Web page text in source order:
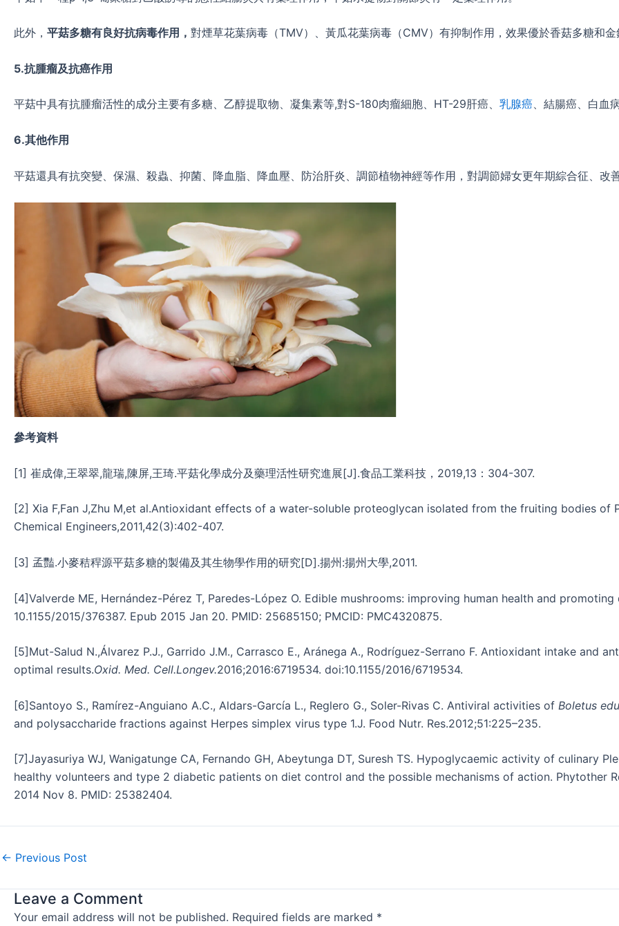
此外， 平菇多糖有良好抗病毒作用， 對煙草花葉病毒（TMV）、黃瓜花葉病毒（CMV）有抑制作用，效果優於香菇多糖和金
5.抗腫瘤及抗癌作用
平菇中具有抗腫瘤活性的成分主要有多糖、乙醇提取物、凝集素等,對S-180肉瘤細胞、HT-29肝癌、 乳腺癌、結腸癌、白血
6.其他作用
平菇還具有抗突變、保濕、殺蟲、抑菌、降血脂、降血壓、防治肝炎、調節植物神經等作用，對調節婦女更年期綜合征、改
參考資料
[1] 崔成偉,王翠翠,龍瑞,陳屏,王琦.平菇化學成分及藥理活性研究進展[J].食品工業科技，2019,13：304-307.
[2] Xia F,Fan J,Zhu M,et al.Antioxidant effects of a water-soluble proteoglycan isolated from the fruiting bodies
Chemical Engineers,2011,42(3):402-407.
[3] 孟豔.小麥秸稈源平菇多糖的製備及其生物學作用的研究[D].揚州:揚州大學,2011.
[4]Valverde ME, Hernández-Pérez T, Paredes-López O. Edible mushrooms: improving human health and
10.1155/2015/376387. Epub 2015 Jan 20. PMID: 25685150; PMCID: PMC4320875.
[5]Mut-Salud N.,Álvarez P.J., Garrido J.M., Carrasco E., Aránega A., Rodríguez-Serrano F. Antioxidant intake and
optimal results.Oxid. Med. Cell.Longev.2016;2016:6719534. doi:10.1155/2016/6719534.
[6]Santoyo S., Ramírez-Anguiano A.C., Aldars-García L., Reglero G., Soler-Rivas C. Antiviral activities of Boletus
and polysaccharide fractions against Herpes simplex virus type 1.J. Food Nutr. Res.2012;51:225–235.
[7]Jayasuriya WJ, Wanigatunge CA, Fernando GH, Abeytunga DT, Suresh TS. Hypoglycaemic activity of culinary
healthy volunteers and type 2 diabetic patients on diet control and the possible mechanisms of action. Phytother
2014 Nov 8. PMID: 25382404.
← Previous Post
Leave a Comment
Your email address will not be published. Required fields are marked *